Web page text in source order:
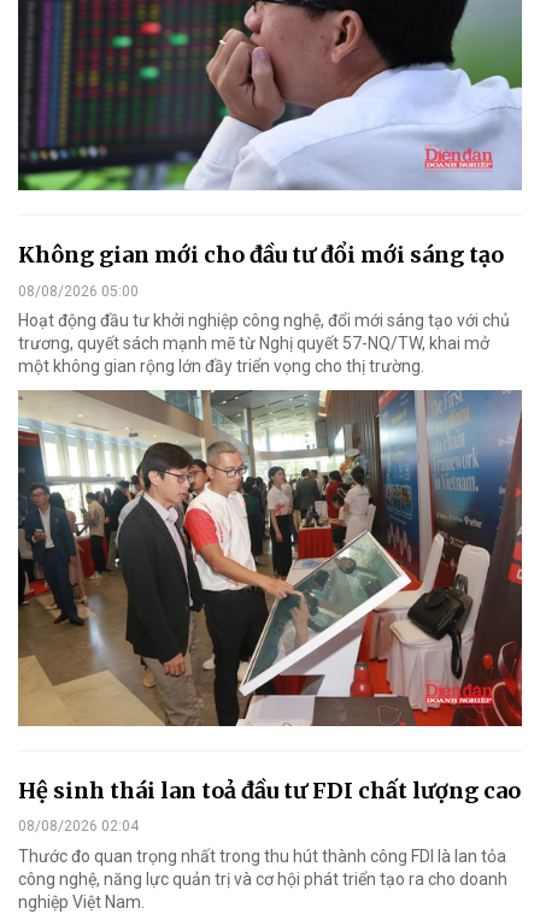
Không gian mới cho đầu tư đổi mới sáng tạo
08/08/2026 05:00
Hoạt động đầu tư khởi nghiệp công nghệ, đổi mới sáng tạo với chủ
trương, quyết sách mạnh mẽ từ Nghị quyết 57-NQ/TW, khai mở
một không gian rộng lớn đầy triển vọng cho thị trường.
Hệ sinh thái lan toả đầu tư FDI chất lượng cao
08/08/2026 02:04
Thước đo quan trọng nhất trong thu hút thành công FDI là lan tỏa
công nghệ, năng lực quản trị và cơ hội phát triển tạo ra cho doanh
nghiệp Việt Nam.